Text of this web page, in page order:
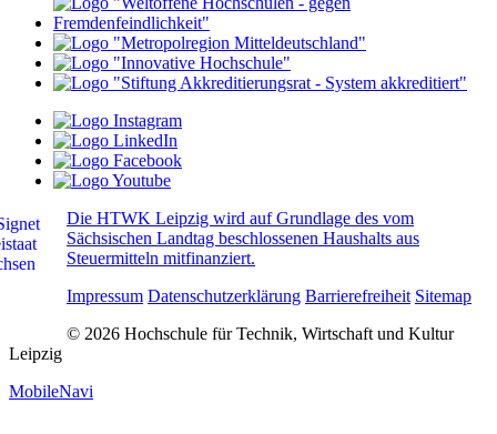
Die HTWK Leipzig wird auf Grundlage des vom
Sächsischen Landtag beschlossenen Haushalts aus
Steuermitteln mitfinanziert.
Impressum Datenschutzerklärung Barrierefreiheit Sitemap
© 2026 Hochschule für Technik, Wirtschaft und Kultur
Leipzig
MobileNavi